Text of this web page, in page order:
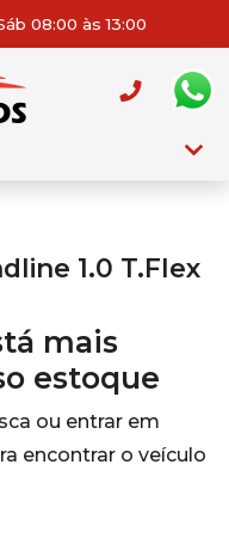
08:00 às 13:00
1.0 T.Flex
mais
estoque
ou entrar em
encontrar o veículo